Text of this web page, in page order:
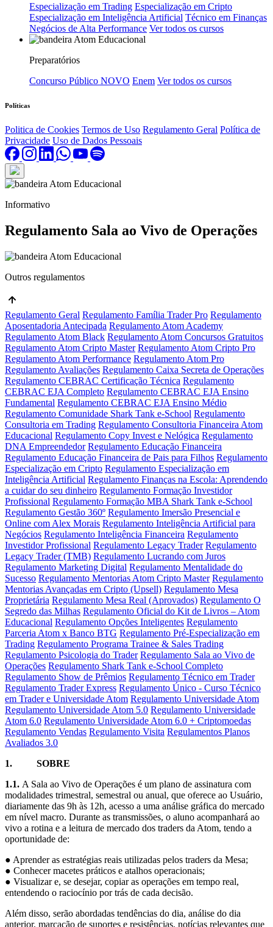
Especialização em Trading Especialização em Cripto
Especialização em Inteligência Artificial Técnico em Finanças
Negócios de Alta Performance Ver todos os cursos
Preparatórios
Concurso Público NOVO Enem Ver todos os cursos
Políticas
Politica de Cookies Termos de Uso Regulamento Geral Política de
Privacidade Uso de Dados Pessoais
Informativo
Regulamento Sala ao Vivo de Operações
Outros regulamentos
Regulamento Geral Regulamento Família Trader Pro Regulamento
Aposentadoria Antecipada Regulamento Atom Academy
Regulamento Atom Black Regulamento Atom Concursos Gratuitos
Regulamento Atom Cripto Master Regulamento Atom Cripto Pro
Regulamento Atom Performance Regulamento Atom Pro
Regulamento Avaliações Regulamento Caixa Secreta de Operações
Regulamento CEBRAC Certificação Técnica Regulamento
CEBRAC EJA Completo Regulamento CEBRAC EJA Ensino
Fundamental Regulamento CEBRAC EJA Ensino Médio
Regulamento Comunidade Shark Tank e-School Regulamento
Consultoria em Trading Regulamento Consultoria Financeira Atom
Educacional Regulamento Copy Invest e Nelógica Regulamento
DNA Empreendedor Regulamento Educação Financeira
Regulamento Educação Financeira de Pais para Filhos Regulamento
Especialização em Cripto Regulamento Especialização em
Inteligência Artificial Regulamento Finanças na Escola: Aprendendo
a cuidar do seu dinheiro Regulamento Formação Investidor
Profissional Regulamento Formação MBA Shark Tank e-School
Regulamento Gestão 360º Regulamento Imersão Presencial e
Online com Alex Morais Regulamento Inteligência Artificial para
Negócios Regulamento Inteligência Financeira Regulamento
Investidor Profissional Regulamento Legacy Trader Regulamento
Legacy Trader (TMB) Regulamento Lucrando com Juros
Regulamento Marketing Digital Regulamento Mentalidade do
Sucesso Regulamento Mentorias Atom Cripto Master Regulamento
Mentorias Avançadas em Cripto (Upsell) Regulamento Mesa
Proprietária Regulamento Mesa Real (Aprovados) Regulamento O
Segredo das Milhas Regulamento Oficial do Kit de Livros – Atom
Educacional Regulamento Opções Inteligentes Regulamento
Parceria Atom x Banco BTG Regulamento Pré-Especialização em
Trading Regulamento Programa Trainee & Sales Trading
Regulamento Psicologia do Trader Regulamento Sala ao Vivo de
Operações Regulamento Shark Tank e-School Completo
Regulamento Show de Prêmios Regulamento Técnico em Trader
Regulamento Trader Express Regulamento Único - Curso Técnico
em Trader e Universidade Atom Regulamento Universidade Atom
Regulamento Universidade Atom 5.0 Regulamento Universidade
Atom 6.0 Regulamento Universidade Atom 6.0 + Criptomoedas
Regulamento Vendas Regulamento Visita Regulamentos Planos
Avaliados 3.0
1. SOBRE
1.1. A Sala ao Vivo de Operações é um plano de assinatura com
modalidades trimestral, semestral ou anual, que oferece ao Usuário,
diariamente das 9h às 12h, acesso a uma análise gráfica do mercado
em nível macro. Durante as transmissões, o aluno acompanhará ao
vivo a rotina e a leitura de mercado dos traders da Atom, tendo a
oportunidade de:
● Aprender as estratégias reais utilizadas pelos traders da Mesa;
● Conhecer macetes práticos e atalhos operacionais;
● Visualizar e, se desejar, copiar as operações em tempo real,
entendendo o raciocínio por trás de cada decisão.
Além disso, serão abordadas tendências do dia, análise do dia
anterior, marcação de suportes e resistências, notícias relevantes que